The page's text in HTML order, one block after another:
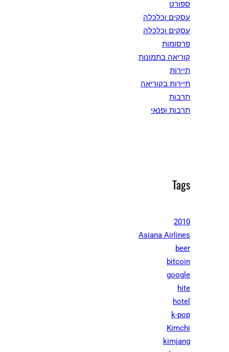
ספורט
עסקים וכלכלה
עסקים וכלכלה
פרסומות
קוריאה בתמונות
תיירות
תיירות בקוריאה
תרבות
תרבות ופנאי
Tags
2010
Asiana Airlines
beer
bitcoin
google
hite
hotel
k-pop
Kimchi
kimjang